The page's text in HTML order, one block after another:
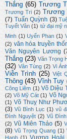
Thắng (65) Trương
Trương Tri (2) Trương
(7) Tuấn Quỳnh (3)
Tuyết Vân (1) tứ đại mỹ
Minh (1) Uyển Phan (1)
(2) văn hóa truyền
Văn Nguyên Lương
Thắng (23) Văn Trọng
(32) Vân Tùng (2) Vi
Viễn Trình (25) Việt
Thông (43) Vĩnh Tuy
Công Liêm (1) Võ Diệu
(2) Võ Mỹ Cát (1) Võ
(1) Võ Thuỵ Như
(3) Vũ Bình Lục (1) vũ
Đình Nguyệt (2) Vũ Đình
(2) Vũ Miên Thảo (5)
(8) Vũ Trọng Quang (1)
Hạnh (1)